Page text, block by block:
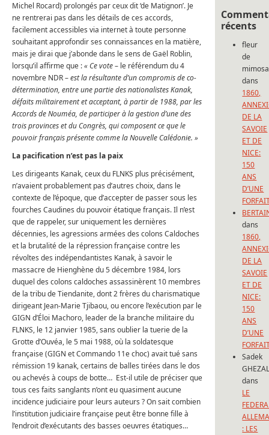
Michel Rocard) prolongés par ceux dit ‘de Matignon’. Je
ne rentrerai pas dans les détails de ces accords,
facilement accessibles via internet à toute personne
souhaitant approfondir ses connaissances en la matière,
mais je dirai que j’abonde dans le sens de Gaël Roblin,
lorsqu’il affirme que :« Ce vote– le référendum du 4
novembre NDR –est la résultante d’un compromis de co-
détermination, entre une partie des nationalistes Kanak,
défaits militairement et acceptant, à partir de 1988, par les
Accords de Nouméa, de participer à la gestion d’une des
trois provinces et du Congrès, qui composent ce que le
pouvoir français présente comme la Nouvelle Calédonie. »
La pacification n’est pas la paix
Les dirigeants Kanak, ceux du FLNKS plus précisément,
n’avaient probablement pas d’autres choix, dans le
contexte de l’époque, que d’accepter de passer sous les
fourches Caudines du pouvoir étatique français. Il n’est
que de rappeler, sur uniquement les dernières
décennies, les agressions armées des colons Caldoches
et la brutalité de la répression française contre les
révoltes des indépendantistes Kanak, à savoir le
massacre de Hienghène du 5 décembre 1984, lors
duquel des colons caldoches assassinèrent 10 membres
de la tribu de Tiendanite, dont 2 frères du charismatique
dirigeant Jean-Marie Tjibaou, ou encore l’exécution par le
GIGN d’Éloi Machoro, leader de la branche militaire du
FLNKS, le 12 janvier 1985, sans oublier la tuerie de la
Grotte d’Ouvéa, le 5 mai 1988, où la soldatesque
française (GIGN et Commando 11e choc) avait tué sans
rémission 19 kanak, certains de balles tirées dans le dos
ou achevés à coups de botte… Est-il utile de préciser que
tous ces faits sanglants n’ont eu quasiment aucune
incidence judiciaire pour leurs auteurs ? On sait combien
l’institution judiciaire française peut être bonne fille à
l’endroit d’exécutants des basses oeuvres étatiques…
récents
fleur
de
mimosa
dans
1860,
DE LA
SAVOIE
ET DE
NICE:
150
ANS
D’UNE
dans
1860,
DE LA
SAVOIE
ET DE
NICE:
150
ANS
D’UNE
Sadek
dans
LE
: LES